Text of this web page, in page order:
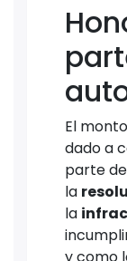
El
dado a
parte
la
la
y como